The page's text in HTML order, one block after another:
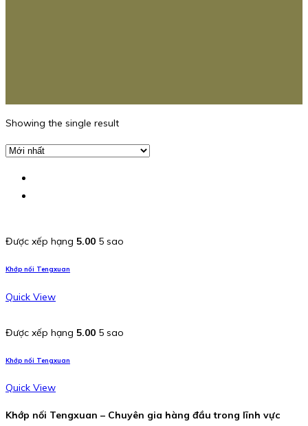
Showing the single result
Được xếp hạng 5.00 5 sao
Khớp nối Tengxuan
Quick View
Được xếp hạng 5.00 5 sao
Khớp nối Tengxuan
Quick View
Khớp nối Tengxuan – Chuyên gia hàng đầu trong lĩnh vực